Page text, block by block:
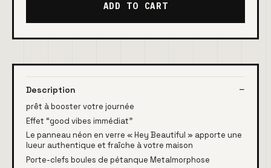
ADD TO CART
Description
prêt à booster votre journée
Effet “good vibes immédiat”
Le panneau néon en verre « Hey Beautiful » apporte une
lueur authentique et fraîche à votre maison
Porte-clefs boules de pétanque Metalmorphose